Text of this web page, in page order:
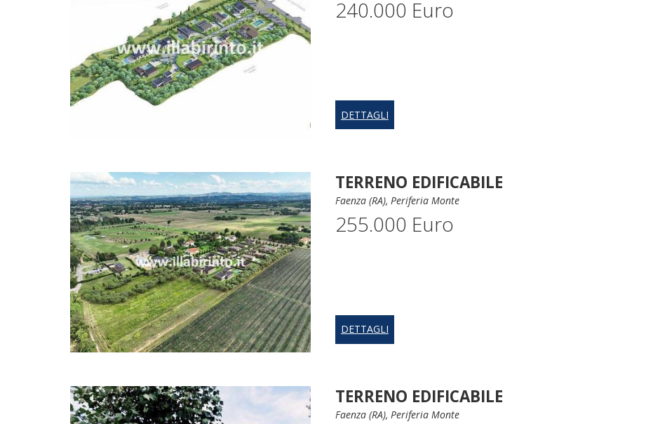
240.000 Euro
DETTAGLI
TERRENO EDIFICABILE
Faenza (RA), Periferia Monte
255.000 Euro
DETTAGLI
TERRENO EDIFICABILE
Faenza (RA), Periferia Monte